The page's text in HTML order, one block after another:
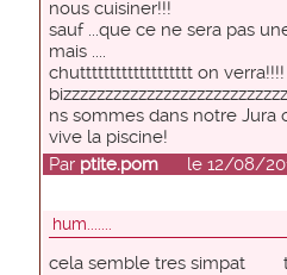
nous cuisiner!!!
sauf ...que ce ne sera pas
mais ....
chuttttttttttttttttttt on verra!!!!
ns sommes dans notre Jura
vive la piscine!
Par ptite.pomle 12/08/
hum.......
cela semble tres